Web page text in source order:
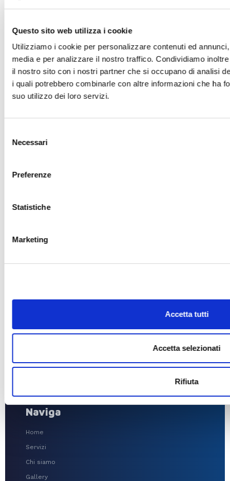
Questo sito web utilizza i cookie
Utilizziamo i cookie per personalizzare contenuti ed
media e per analizzare il nostro traffico. Condividiamo
il nostro sito con i nostri partner che si occupano di analisi
i quali potrebbero combinarle con altre informazioni che ha
suo utilizzo dei loro servizi.
delNecessari
Preferenze
Statistiche
Marketing
Accetta tutti
Accetta selezionati
Rifiuta
Save my name, email, and website in this
COSTRUZIONI CARPENTERIA
MACCHI SUPERYACHT S.R.L.
Sede Legale: Vezzano Ligure (SP) Via Provinciale 68 –
Cod. Fisc. e P.Iva 01438200113
Naviga
Home
Servizi
Chi siamo
Gallery